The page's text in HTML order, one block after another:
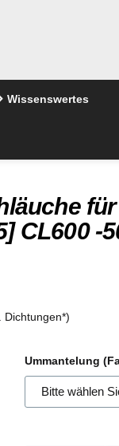
Wissenswertes
CL600 -
Dichtungen*)
Ummantelung
Bitte wählen